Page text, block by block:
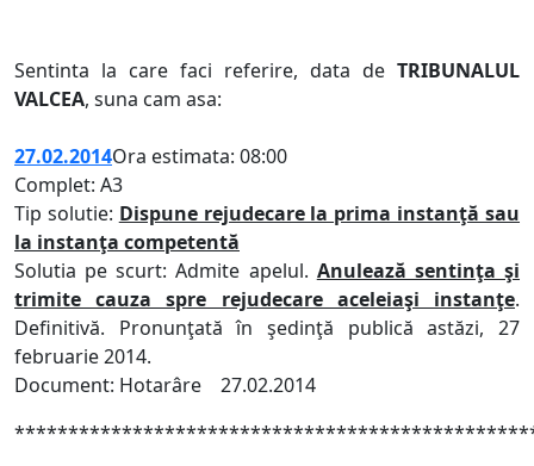
Sentinta la care faci referire, data de TRIBUNALUL
VALCEA, suna cam asa:
27.02.2014Ora estimata: 08:00
Complet: A3
Tip solutie: Dispune rejudecare la prima instanţă sau
la instanţa competentă
Solutia pe scurt: Admite apelul. Anulează sentinţa şi
trimite cauza spre rejudecare aceleiaşi instanţe.
Definitivă. Pronunţată în şedinţă publică astăzi, 27
februarie 2014.
Document: Hotarâre 27.02.2014